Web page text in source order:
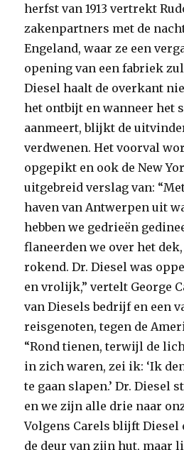
herfst van 1913 vertrekt
zakenpartners met de
Engeland, waar ze een
opening van een fabriek
Diesel haalt de overkant
het ontbijt en wanneer het
aanmeert, blijkt de
verdwenen. Het voorval
opgepikt en ook de New
uitgebreid verslag van:
haven van Antwerpen uit
hebben we gedrieën
flaneerden we over het
rokend. Dr. Diesel was
en vrolijk,” vertelt George
van Diesels bedrijf en een
reisgenoten, tegen de
“Rond tienen, terwijl de
in zich waren, zei ik: ‘Ik
te gaan slapen.’ Dr. Diesel
en we zijn alle drie naar
Volgens Carels blijft Diesel
de deur van zijn hut, maar